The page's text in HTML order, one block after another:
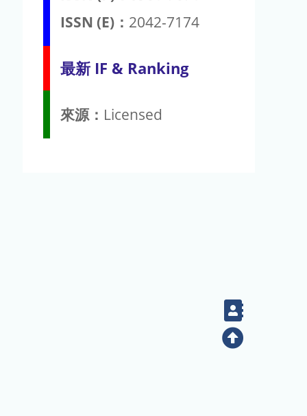
ISSN (E)： 2042-7174
最新 IF & Ranking
來源： Licensed
Contact